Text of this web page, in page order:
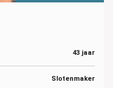
43 jaar
Slotenmaker